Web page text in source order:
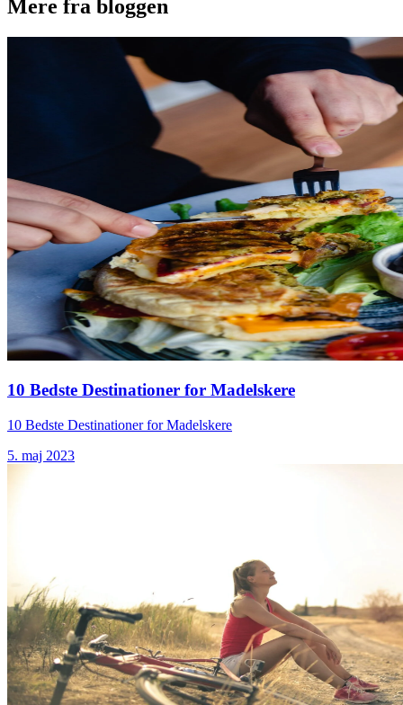
Mere fra bloggen
10 Bedste Destinationer for Madelskere
10 Bedste Destinationer for Madelskere
5. maj 2023